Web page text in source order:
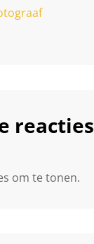
reacties
om te tonen.